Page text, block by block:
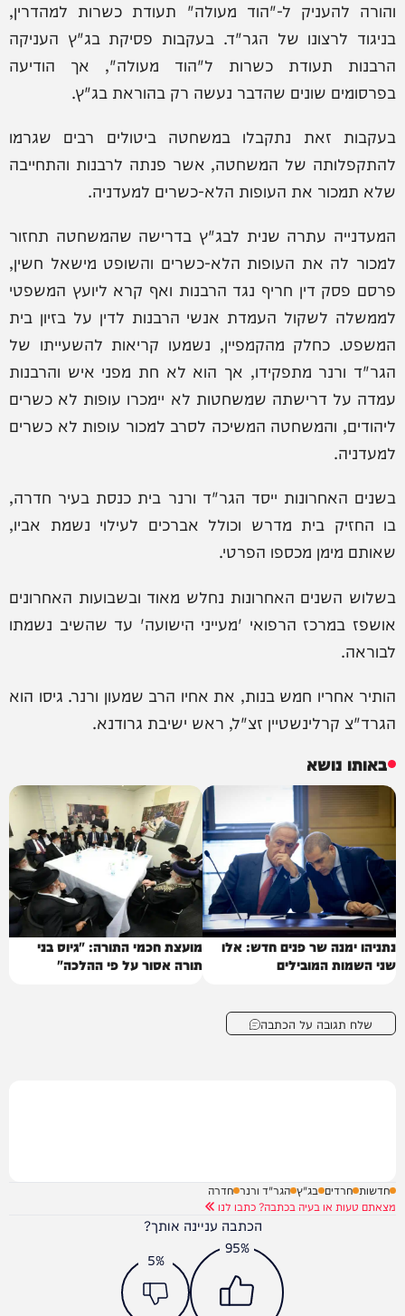
והורה להעניק ל-"הוד מעולה" תעודת כשרות למהדרין,
בניגוד לרצונו של הגר"ד. בעקבות פסיקת בג"ץ העניקה
הרבנות תעודת כשרות ל"הוד מעולה", אך הודיעה
בפרסומים שונים שהדבר נעשה רק בהוראת בג"ץ.
בעקבות זאת נתקבלו במשחטה ביטולים רבים שגרמו
להתקפלותה של המשחטה, אשר פנתה לרבנות והתחייבה
שלא תמכור את העופות הלא-כשרים למעדניה.
המעדנייה עתרה שנית לבג"ץ בדרישה שהמשחטה תחזור
למכור לה את העופות הלא-כשרים והשופט מישאל חשין,
פרסם פסק דין חריף נגד הרבנות ואף קרא ליועץ המשפטי
לממשלה לשקול העמדת אנשי הרבנות לדין על בזיון בית
המשפט. כחלק מהקמפיין, נשמעו קריאות להשעייתו של
הגר"ד ורנר מתפקידו, אך הוא לא חת מפני איש והרבנות
עמדה על דרישתה שמשחטות לא יימכרו עופות לא כשרים
ליהודים, והמשחטה המשיכה לסרב למכור עופות לא כשרים
למעדניה.
בשנים האחרונות ייסד הגר"ד ורנר בית כנסת בעיר חדרה,
בו החזיק בית מדרש וכולל אברכים לעילוי נשמת אביו,
שאותם מימן מכספו הפרטי.
בשלוש השנים האחרונות נחלש מאוד ובשבועות האחרונים
אושפז במרכז הרפואי 'מעייני הישועה' עד שהשיב נשמתו
לבוראה.
הותיר אחריו חמש בנות, את אחיו הרב שמעון ורנר. גיסו הוא
הגרד"צ קרלינשטיין זצ"ל, ראש ישיבת גרודנא.
באותו נושא
נתניהו ימנה שר פנים חדש: אלו
שני השמות המובילים
מועצת חכמי התורה: "גיוס בני
תורה אסור על פי ההלכה"
שלח תגובה על הכתבה
חדשות חרדים בג"ץ הגר"ד ורנר חדרה
מצאתם טעות או בעיה בכתבה? כתבו לנו
הכתבה עניינה אותך?
95%
5%